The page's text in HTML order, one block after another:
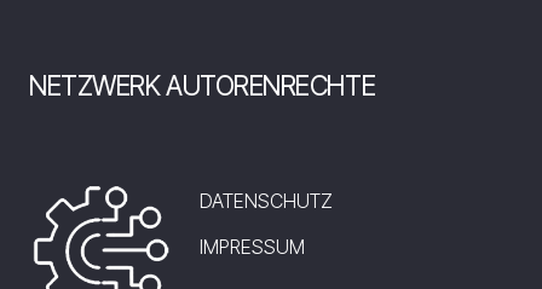
NETZWERK AUTORENRECHTE
DATENSCHUTZ
IMPRESSUM